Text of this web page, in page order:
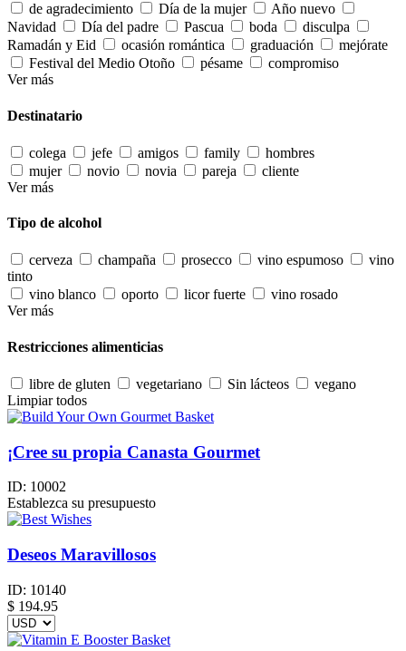
de agradecimiento
Día de la mujer
Año nuevo
Navidad
Día del padre Pascua boda
disculpa
Ramadán y Eid
ocasión romántica graduación
mejórate
Festival del Medio Otoño
pésame
compromiso
Ver más
Destinatario
colega jefe amigos family
hombres
mujer
novio novia pareja
cliente
Ver más
Tipo de alcohol
cerveza champaña prosecco vino espumoso
vino
tinto
vino blanco
oporto licor fuerte
vino rosado
Ver más
Restricciones alimenticias
libre de gluten vegetariano Sin lácteos
vegano
Limpiar todos
¡Cree su propia Canasta Gourmet
ID: 10002
Establezca su presupuesto
Deseos Maravillosos
ID: 10140
$ 194.95